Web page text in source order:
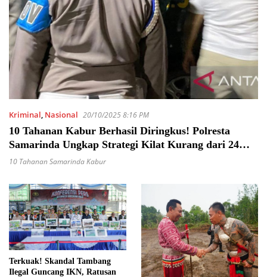
Kriminal, Nasional 20/10/2025 8:16 PM
10 Tahanan Kabur Berhasil Diringkus! Polresta
Samarinda Ungkap Strategi Kilat Kurang dari 24
Jam
10 Tahanan Samarinda Kabur
Terkuak! Skandal Tambang
Ilegal Guncang IKN, Ratusan